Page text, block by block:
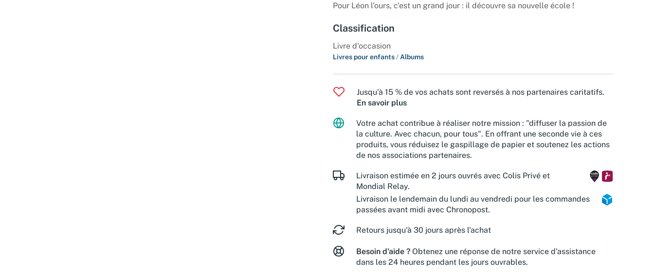
Pour Léon l'ours, c'est un grand jour : il découvre sa nouvelle école !
Classification
Livre d'occasion
Livres pour enfants / Albums
Jusqu'à 15 % de vos achats sont reversés à nos partenaires caritatifs.
En savoir plus
Votre achat contribue à réaliser notre mission : "diffuser la passion de
la culture. Avec chacun, pour tous". En offrant une seconde vie à ces
produits, vous réduisez le gaspillage de papier et soutenez les actions
de nos associations partenaires.
Livraison estimée en 2 jours ouvrés avec Colis Privé et
Mondial Relay.
Livraison le lendemain du lundi au vendredi pour les commandes
passées avant midi avec Chronopost.
Retours jusqu'à 30 jours après l'achat
Besoin d'aide ? Obtenez une réponse de notre service d'assistance
dans les 24 heures pendant les jours ouvrables.